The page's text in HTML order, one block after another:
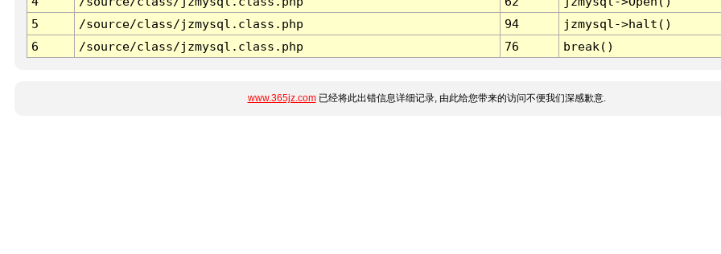
5
/source/class/jzmysql.class.php 94
jzmysql->halt()
6
/source/class/jzmysql.class.php 76 break()
www.365jz.com已经将此出错信息详细记录, 由此给您带来的访问不便我们深感歉意.